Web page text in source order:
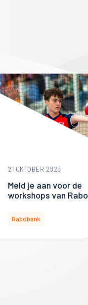
21 OKTOBER 2025
Meld je aan voor de
workshops van Rabo
Rabobank